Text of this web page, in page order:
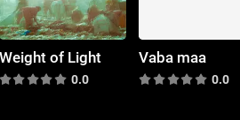
Weight of Light
0.0
Vaba maa
0.0